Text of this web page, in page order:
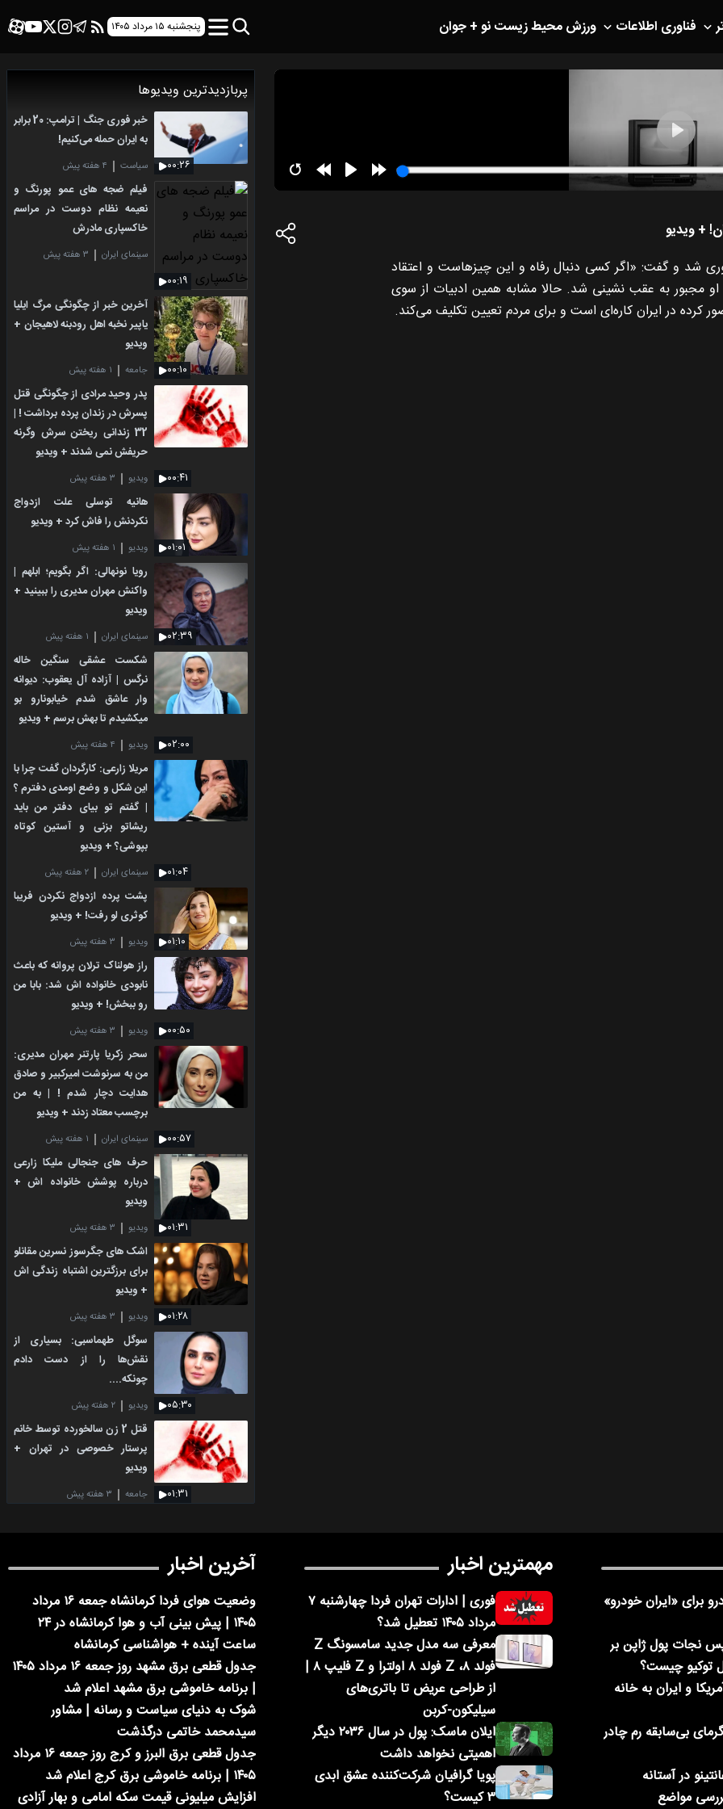
فناوری اطلاعات ورزشمحیط زیستنو + جوان پنجشنبه ۱۵ مرداد ۱۴۰۵
+ ویدیو
شد و گفت: «اگر کسی دنبال رفاه و این چیزهاست و اعتقاد
مجبور به عقب نشینی شد. حالا مشابه همین ادبیات از سوی
در ایران کاره‌ای است و برای مردم تعیین تکلیف می‌کند.
پربازدیدترین ویدیوها
۰۰:۲۶
خبر فوری جنگ | ترامپ: 20 برابر
به ایران حمله می‌کنیم!
سیاست ۴ هفته پیش
۰۰:۱۹
فیلم ضجه های عمو پورنگ و
نعیمه نظام دوست در مراسم
خاکسپاری مادرش
سینمای ایران ۳ هفته پیش
۰۰:۱۰
آخرین خبر از چگونگی مرگ ایلیا
یاپیر نخبه اهل رودبنه لاهیجان +
ویدیو
جامعه ۱ هفته پیش
۰۰:۴۱
پدر وحید مرادی از چگونگی قتل
پسرش در زندان پرده برداشت ! |
32 زندانی ریختن سرش وگرنه
حریفش نمی شدند + ویدیو
ویدیو ۳ هفته پیش
۰۱:۰۱
هانیه توسلی علت ازدواج
نکردنش را فاش کرد + ویدیو
ویدیو ۱ هفته پیش
۰۲:۳۹
رویا نونهالی: اگر بگویم؛ ابلهم |
واکنش مهران مدیری را ببینید +
ویدیو
سینمای ایران ۱ هفته پیش
۰۲:۰۰
شکست عشقی سنگین خاله
نرگس | آزاده آل یعقوب: دیوانه
وار عاشق شدم خیابونارو بو
میکشیدم تا بهش برسم + ویدیو
ویدیو ۴ هفته پیش
۰۱:۰۴
مریلا زارعی: کارگردان گفت چرا با
این شکل و وضع اومدی دفترم ؟
| گفتم تو بیای دفتر من باید
ریشاتو بزنی و آستین کوتاه
بپوشی؟ + ویدیو
سینمای ایران ۲ هفته پیش
۰۱:۱۰
پشت پرده ازدواج نکردن فریبا
کوثری لو رفت! + ویدیو
ویدیو ۳ هفته پیش
۰۰:۵۰
راز هولناک ترلان پروانه که باعث
نابودی خانواده اش شد: بابا من
رو ببخش! + ویدیو
ویدیو ۳ هفته پیش
۰۰:۵۷
سحر زکریا پارتنر مهران مدیری:
من به سرنوشت امیرکبیر و صادق
هدایت دچار شدم ! | به من
برچسب معتاد زدند + ویدیو
سینمای ایران ۱ هفته پیش
۰۱:۳۱
حرف های جنجالی ملیکا زارعی
درباره پوشش خانواده اش +
ویدیو
ویدیو ۳ هفته پیش
۰۱:۲۸
اشک های جگرسوز نسرین مقانلو
برای برزگترین اشتباه زندگی اش
+ ویدیو
ویدیو ۳ هفته پیش
۰۵:۳۰
سوگل طهماسبی: بسیاری از
نقش‌ها را از دست دادم
چونکه....
ویدیو ۲ هفته پیش
۰۱:۳۱
قتل 2 زن سالخورده توسط خانم
پرستار خصوصی در تهران +
ویدیو
جامعه ۳ هفته پیش
برای «ایران خودرو»
نجات پول ژاپن بر
توکیو چیست؟
و ایران به خانه
بی‌سابقه رم چادر
در آستانه
مواضع
مهمترین اخبار
فوری | ادارات تهران فردا چهارشنبه ۷
مرداد ۱۴۰۵ تعطیل شد؟
معرفی سه مدل جدید سامسونگ Z
فولد ۸، Z فولد ۸ اولترا و Z فلیپ ۸ |
از طراحی عریض تا باتری‌های
سیلیکون-کربن
ایلان ماسک: پول در سال ۲۰۳۶ دیگر
اهمیتی نخواهد داشت
پویا گرافیان شرکت‌کننده عشق ابدی
۳ کیست؟
آخرین اخبار
وضعیت هوای فردا کرمانشاه جمعه ۱۶ مرداد
۱۴۰۵ | پیش بینی آب و هوا کرمانشاه در ۲۴
ساعت آینده + هواشناسی کرمانشاه
جدول قطعی برق مشهد روز جمعه ۱۶ مرداد ۱۴۰۵
| برنامه خاموشی برق مشهد اعلام شد
شوک به دنیای سیاست و رسانه | مشاور
سیدمحمد خاتمی درگذشت
جدول قطعی برق البرز و کرج روز جمعه ۱۶ مرداد
۱۴۰۵ | برنامه خاموشی برق کرج اعلام شد
افزایش میلیونی قیمت سکه امامی و بهار آزادی